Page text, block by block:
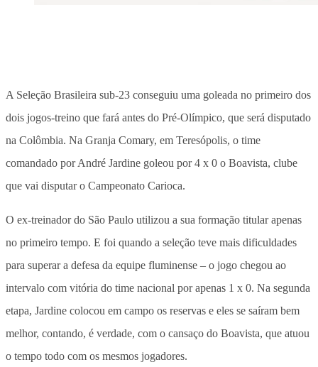
A Seleção Brasileira sub-23 conseguiu uma goleada no primeiro dos
dois jogos-treino que fará antes do Pré-Olímpico, que será disputado
na Colômbia. Na Granja Comary, em Teresópolis, o time
comandado por André Jardine goleou por 4 x 0 o Boavista, clube
que vai disputar o Campeonato Carioca.
O ex-treinador do São Paulo utilizou a sua formação titular apenas
no primeiro tempo. E foi quando a seleção teve mais dificuldades
para superar a defesa da equipe fluminense – o jogo chegou ao
intervalo com vitória do time nacional por apenas 1 x 0. Na segunda
etapa, Jardine colocou em campo os reservas e eles se saíram bem
melhor, contando, é verdade, com o cansaço do Boavista, que atuou
o tempo todo com os mesmos jogadores.